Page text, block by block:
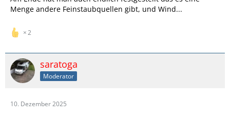
Menge andere Feinstaubquellen gibt, und Wind...
2
saratoga
Moderator
10. Dezember 2025